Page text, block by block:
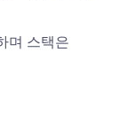
며 스택은